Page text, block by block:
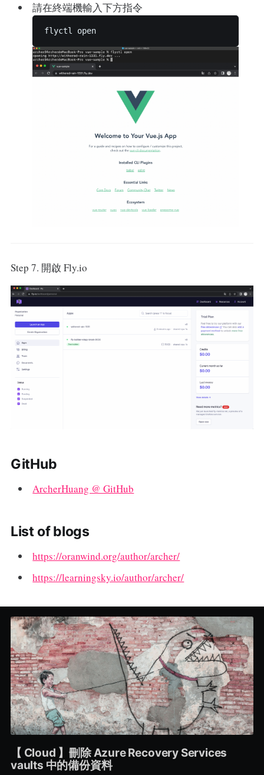
請在終端機輸入下方指令
Step 7. 開啟 Fly.io
GitHub
ArcherHuang @ GitHub
List of blogs
https://oranwind.org/author/archer/
https://learningsky.io/author/archer/
【 Cloud 】刪除 Azure Recovery Services
vaults 中的備份資料